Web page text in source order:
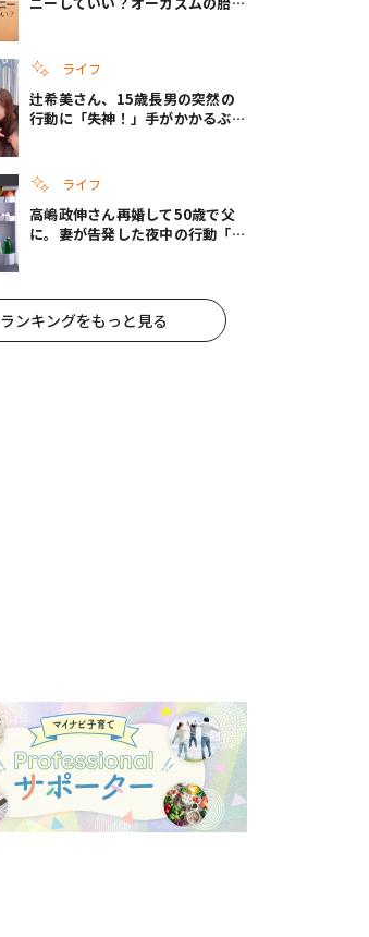
ライフ
辻希美さん、15歳長男の突然の
行動に「失神！」手がかかるぶん
ライフ
高嶋政伸さん再婚して50歳で父
に。妻が告発した夜中の行動「こ
ランキングをもっと見る